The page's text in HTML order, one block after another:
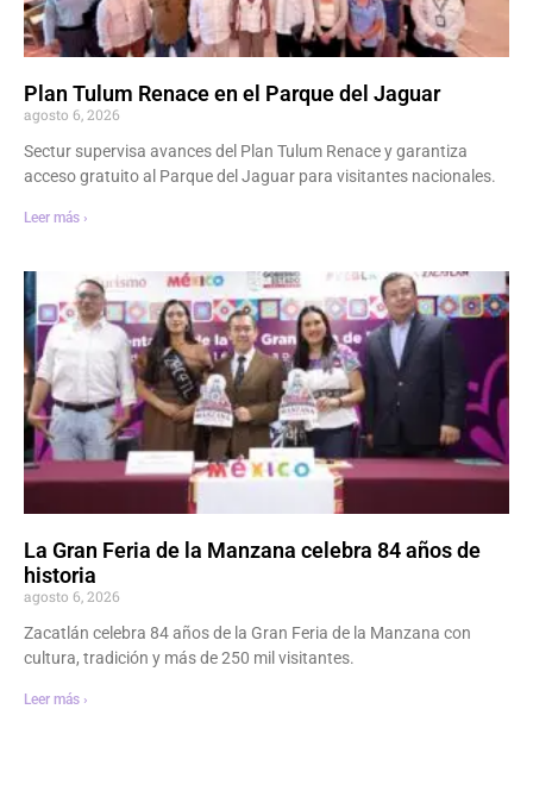
Plan Tulum Renace en el Parque del Jaguar
agosto 6, 2026
Sectur supervisa avances del Plan Tulum Renace y garantiza
acceso gratuito al Parque del Jaguar para visitantes nacionales.
Leer más ›
La Gran Feria de la Manzana celebra 84 años de
historia
agosto 6, 2026
Zacatlán celebra 84 años de la Gran Feria de la Manzana con
cultura, tradición y más de 250 mil visitantes.
Leer más ›